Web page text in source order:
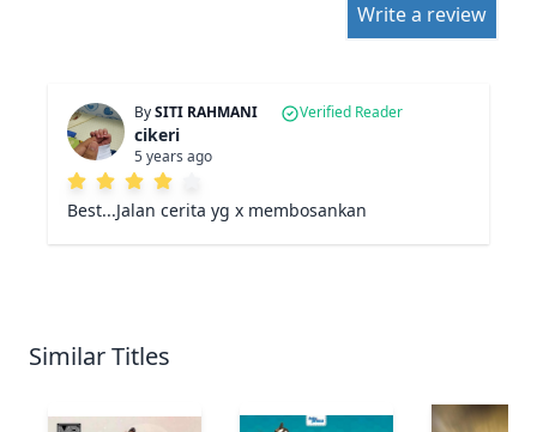
Write a review
BySITI RAHMANI Verified Reader
cikeri
5 years ago
Best...Jalan cerita yg x membosankan
Similar Titles